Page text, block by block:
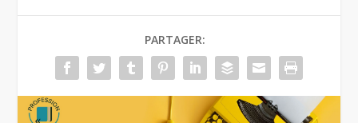
PARTAGER: